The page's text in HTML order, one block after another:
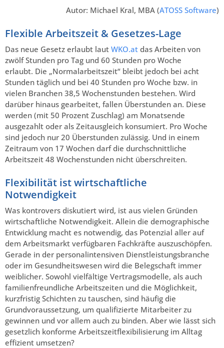
Autor: Michael Kral, MBA (ATOSS Software)
Flexible Arbeitszeit & Gesetzes-Lage
Das neue Gesetz erlaubt laut WKO.at das Arbeiten von
zwölf Stunden pro Tag und 60 Stunden pro Woche
erlaubt. Die „Normalarbeitszeit“ bleibt jedoch bei acht
Stunden täglich und bei 40 Stunden pro Woche bzw. in
vielen Branchen 38,5 Wochenstunden bestehen. Wird
darüber hinaus gearbeitet, fallen Überstunden an. Diese
werden (mit 50 Prozent Zuschlag) am Monatsende
ausgezahlt oder als Zeitausgleich konsumiert. Pro Woche
sind jedoch nur 20 Überstunden zulässig. Und in einem
Zeitraum von 17 Wochen darf die durchschnittliche
Arbeitszeit 48 Wochenstunden nicht überschreiten.
Flexibilität ist wirtschaftliche
Notwendigkeit
Was kontrovers diskutiert wird, ist aus vielen Gründen
wirtschaftliche Notwendigkeit. Allein die demographische
Entwicklung macht es notwendig, das Potenzial aller auf
dem Arbeitsmarkt verfügbaren Fachkräfte auszuschöpfen.
Gerade in der personalintensiven Dienstleistungsbranche
oder im Gesundheitswesen wird die Belegschaft immer
weiblicher. Sowohl vielfältige Vertragsmodelle, als auch
familienfreundliche Arbeitszeiten und die Möglichkeit,
kurzfristig Schichten zu tauschen, sind häufig die
Grundvoraussetzung, um qualifizierte Mitarbeiter zu
gewinnen und vor allem auch zu binden. Aber wie lässt sich
gesetzlich konforme Arbeitszeitflexibilisierung im Alltag
effizient umsetzen?